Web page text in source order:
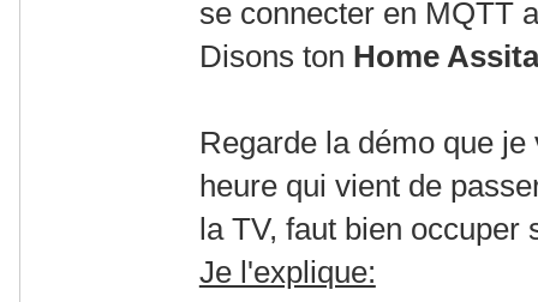
se connecter en MQTT
Disons ton Home
Regarde la démo que
heure qui vient de
la TV, faut bien occuper
Je l'explique: